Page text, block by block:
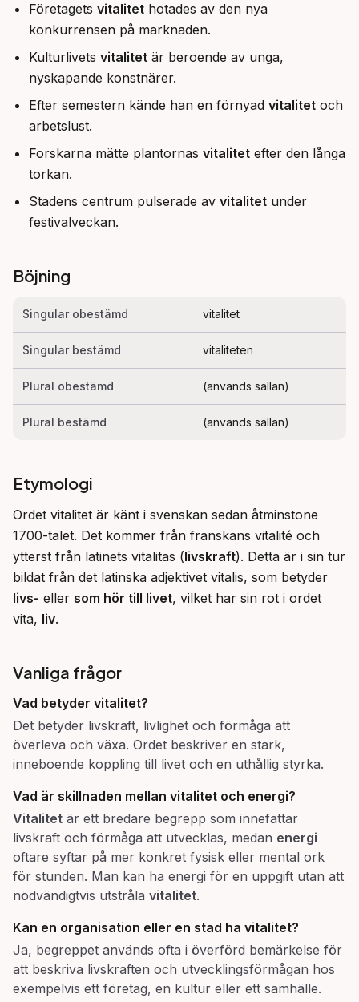
Företagets vitalitet hotades av den nya
konkurrensen på marknaden.
Kulturlivets vitalitet är beroende av unga,
nyskapande konstnärer.
Efter semestern kände han en förnyad vitalitet och
arbetslust.
Forskarna mätte plantornas vitalitet efter den långa
torkan.
Stadens centrum pulserade av vitalitet under
festivalveckan.
Böjning
Singular obestämd vitalitet
Singular bestämd vitaliteten
Plural obestämd (används sällan)
Plural bestämd (används sällan)
Etymologi
Ordet vitalitet är känt i svenskan sedan åtminstone
1700-talet. Det kommer från franskans vitalité och
ytterst från latinets vitalitas (livskraft). Detta är i sin tur
livs- eller som hör till livet, vilket har sin rot i ordet
vita, liv.
Vanliga frågor
Vad betyder vitalitet?
Det betyder livskraft, livlighet och förmåga att
överleva och växa. Ordet beskriver en stark,
inneboende koppling till livet och en uthållig styrka.
Vad är skillnaden mellan vitalitet och energi?
Vitalitet är ett bredare begrepp som innefattar
livskraft och förmåga att utvecklas, medan energi
oftare syftar på mer konkret fysisk eller mental ork
för stunden. Man kan ha energi för en uppgift utan att
nödvändigtvis utstråla vitalitet.
Kan en organisation eller en stad ha vitalitet?
Ja, begreppet används ofta i överförd bemärkelse för
att beskriva livskraften och utvecklingsförmågan hos
exempelvis ett företag, en kultur eller ett samhälle.